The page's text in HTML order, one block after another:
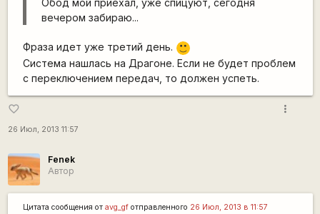
Обод мой приехал, уже спицуют, сегодня
вечером забираю...
Фраза идет уже третий день.
:)
Система нашлась на Драгоне. Если не будет проблем
с переключением передач, то должен успеть.
favorite_border
26 Июл, 2013 11:57
more_vert
Fenek
Автор
Цитата сообщения от avg_gfотправленного 26 Июл, 2013 в 11:57